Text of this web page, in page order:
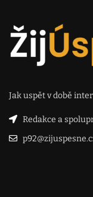
Jak uspět v době
Redakce a